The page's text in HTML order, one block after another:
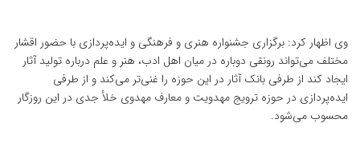
وی اظهار کرد: برگزاری جشنواره هنری و فرهنگی و ایده‌پردازی با حضور اقشار
مختلف می‌تواند رونقی دوباره در میان اهل ادب، هنر و علم درباره تولید آثار
ایجاد کند از طرفی بانک آثار در این حوزه را غنی‌تر می‌کند و از طرفی
ایده‌پردازی در حوزه ترویج مهدویت و معارف مهدوی خلأ جدی در این روزگار
محسوب می‌شود.